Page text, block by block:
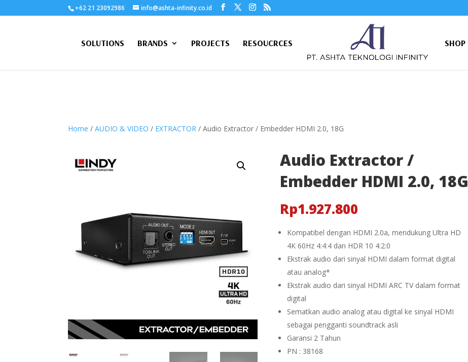
+62 21 23092986 info@ashta-infinity.co.id
SOLUTIONS BRANDS PROJECTS RESOUCRCES SHOP
Home /AUDIO & VIDEO / EXTRACTOR / Audio Extractor / Embedder HDMI 2.0, 18G
Audio Extractor /
Embedder HDMI 2.0, 18G
Rp1.927.800
Kompatibel dengan HDMI 2.0a, mendukung Ultra HD
4K 60Hz 4:4:4 dan HDR 10 4:2:0
Ekstrak audio dari sinyal HDMI dalam format digital
atau analog*
Ekstrak audio dari sinyal HDMI ARC TV dalam format
digital
Sematkan audio analog atau digital ke sinyal HDMI
sebagai pengganti soundtrack asli
Garansi 2 Tahun
PN : 38168